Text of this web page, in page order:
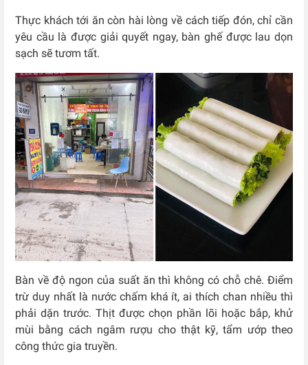
Thực khách tới ăn còn hài lòng về cách tiếp đón, chỉ cần
yêu cầu là được giải quyết ngay, bàn ghế được lau dọn
sạch sẽ tươm tất.
Bàn về độ ngon của suất ăn thì không có chỗ chê. Điểm
trừ duy nhất là nước chấm khá ít, ai thích chan nhiều thì
phải dặn trước. Thịt được chọn phần lõi hoặc bắp, khử
mùi bằng cách ngâm rượu cho thật kỹ, tẩm ướp theo
công thức gia truyền.